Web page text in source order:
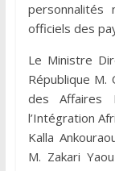
officiels des
Le Ministre
République M.
des Affaires
l’Intégration
Kalla
M. Zakari